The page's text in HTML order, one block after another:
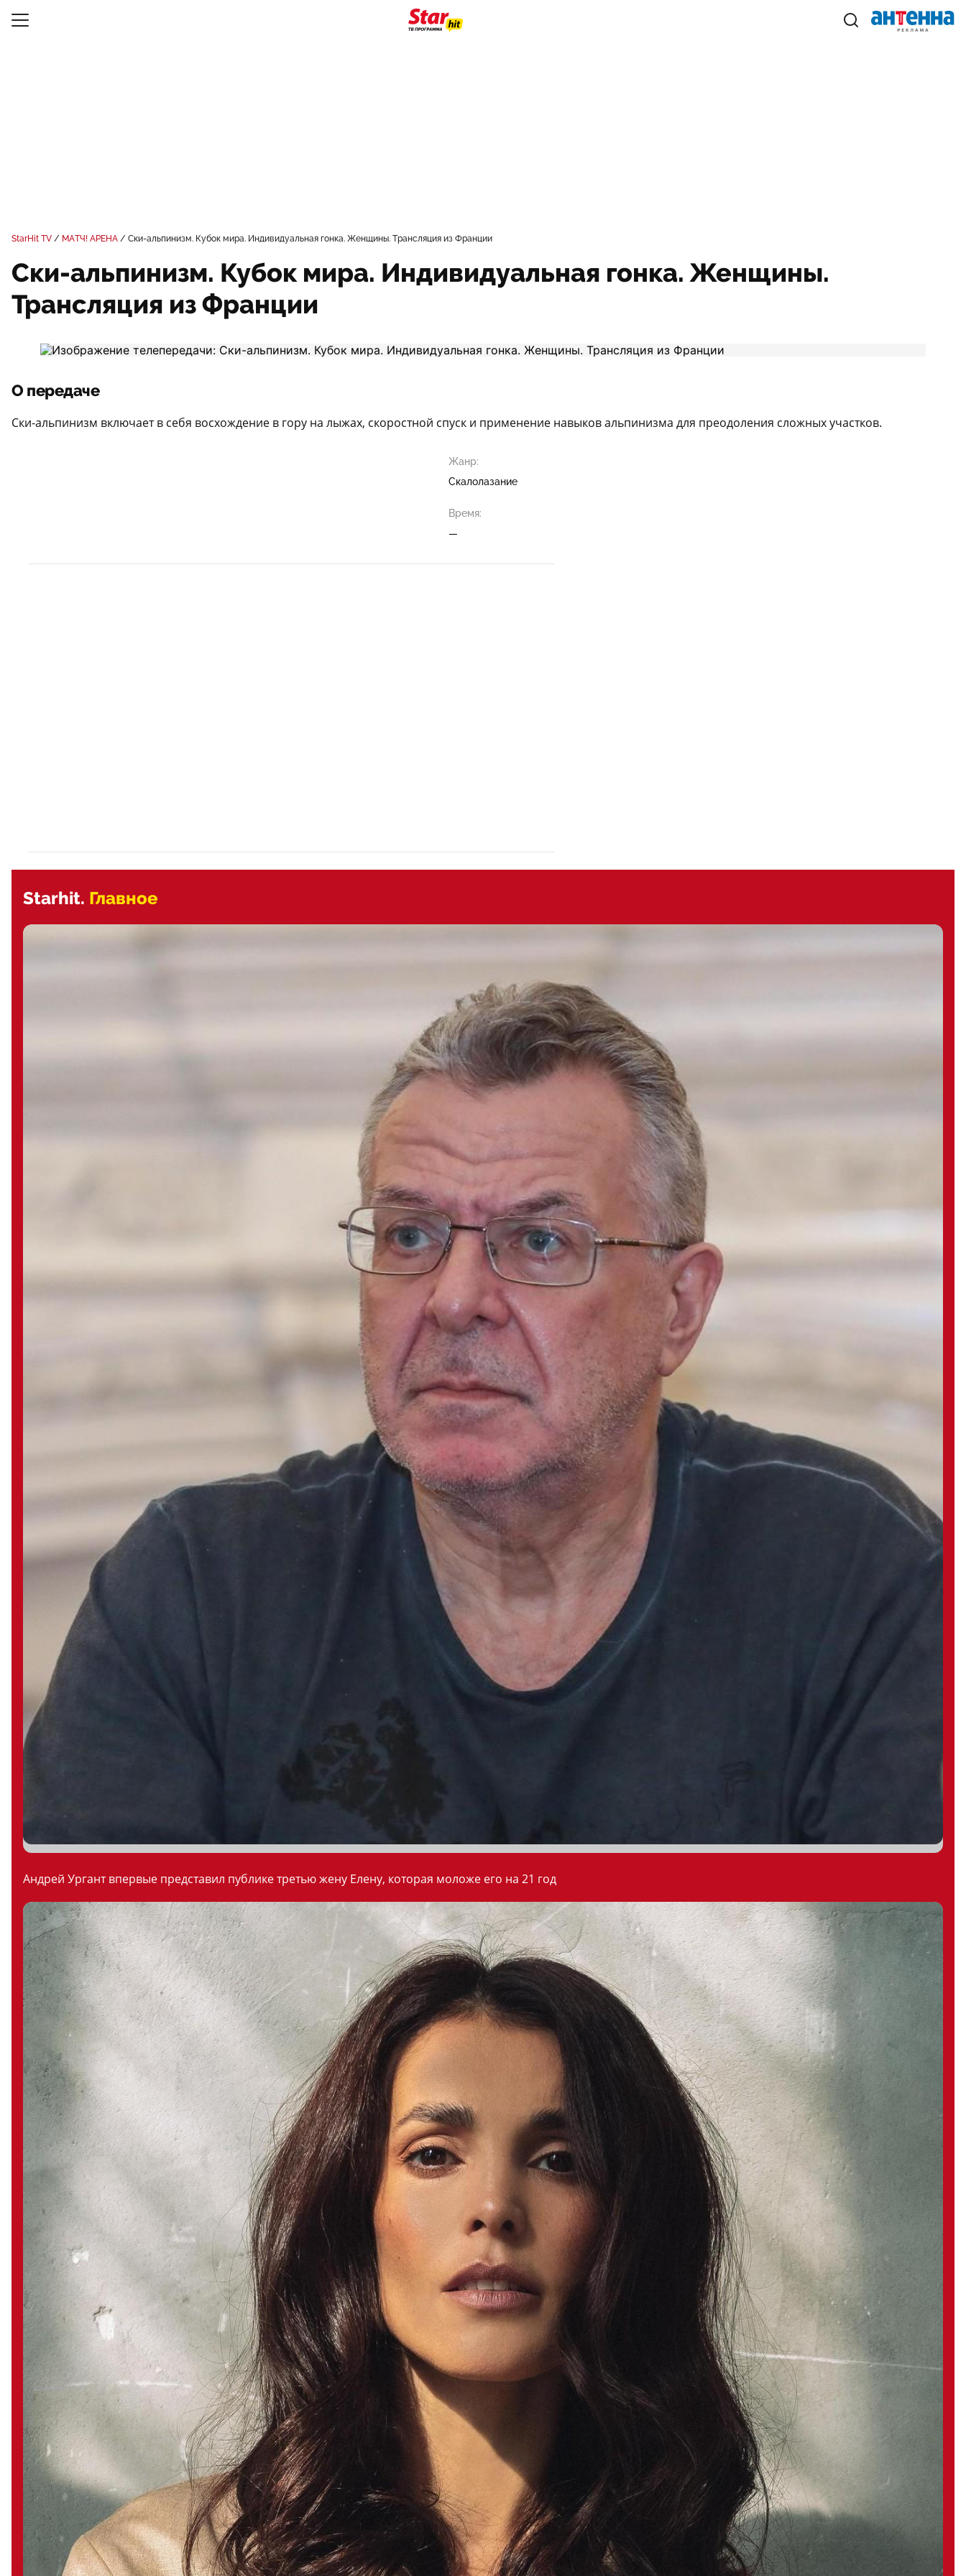
StarHit TV МАТЧ! АРЕНА Ски-альпинизм. Кубок мира. Индивидуальная гонка. Женщины. Трансляция из Франции
Ски-альпинизм. Кубок мира. Индивидуальная гонка. Женщины.
Трансляция из Франции
О передаче
Ски-альпинизм включает в себя восхождение в гору на лыжах, скоростной спуск и применение навыков альпинизма для преодоления сложных участков.
Жанр:
Скалолазание
Время:
—
Starhit. Главное
Андрей Ургант впервые представил публике третью жену Елену, которая моложе его на 21 год